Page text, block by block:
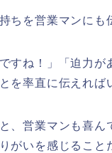
ちを営業マンにも
すね！」「迫力が
を率直に伝えれば
、営業マンも喜ん
がいを感じること